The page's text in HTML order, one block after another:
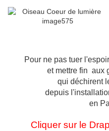
Pour ne pas tuer
et mettre fin aux
qui déchirent
depuis
en
Cliquer sur le